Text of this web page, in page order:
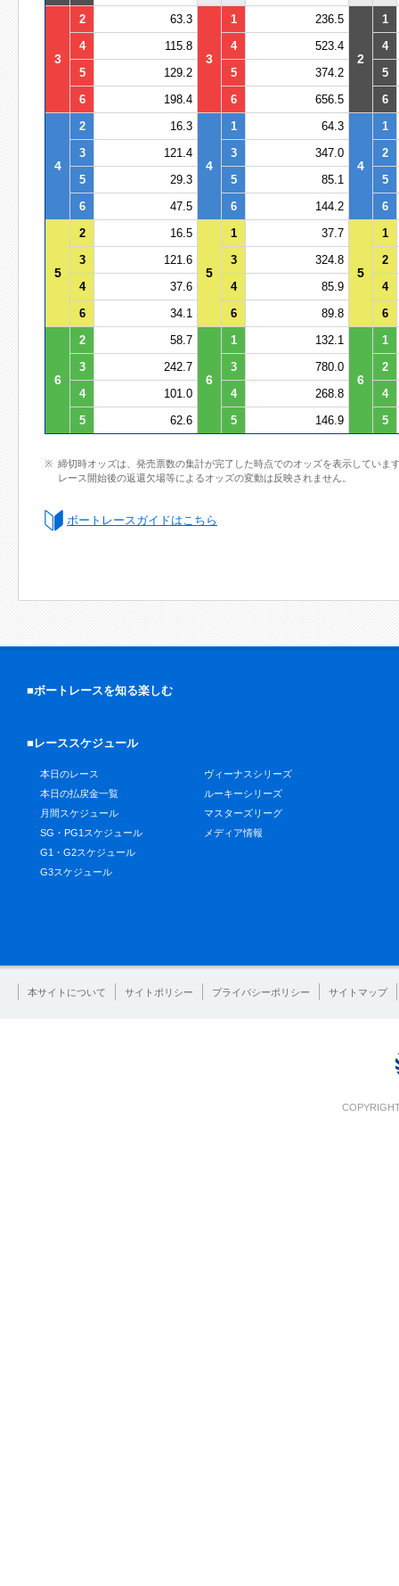
3
2 63.3
3
1 236.5
2
1
4
115.8 4 523.4
4
5
129.2 5 374.2
5
6
198.4 6 656.5 6
4
2 16.3
4
1 64.3
4
1
3
121.4 3 347.0
2
5
29.3 5 85.1
5
6
47.5 6 144.2 6
5
2 16.5
5
1 37.7
5
1
3
121.6 3 324.8
2
4
37.6 4 85.9
4
6
34.1 6 89.8 6
6
2 58.7
6
1 132.1
6
1
3
242.7 3 780.0
2
4
101.0 4 268.8
4
5
62.6 5 146.9 5
締切時オッズは、発売票数の集計が完了した時点でのオッズを表示していま
レース開始後の返還欠場等によるオッズの変動は反映されません。
ボートレースガイドはこちら
■ボートレースを知る楽しむ
■レーススケジュール
本日のレース
本日の払戻金一覧
月間スケジュール
SG・PG1スケジュール
G1・G2スケジュール
G3スケジュール
ヴィーナスシリーズ
ルーキーシリーズ
マスターズリーグ
メディア情報
本サイトについて サイトポリシー プライバシーポリシー サイトマップ